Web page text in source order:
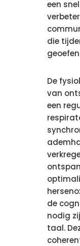
een
die
De
van
een
de
nodig
taal.